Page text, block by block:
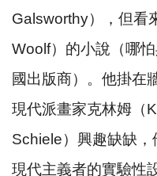
Galsworthy），但看
Woolf）的小說（哪
國出版商）。他掛在
現代派畫家克林姆（
Schiele）興趣缺缺
現代主義者的實驗性